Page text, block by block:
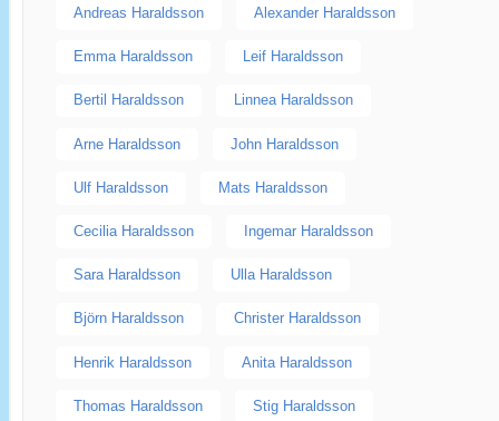
Andreas Haraldsson Alexander Haraldsson
Emma Haraldsson Leif Haraldsson
Bertil Haraldsson Linnea Haraldsson
Arne Haraldsson John Haraldsson
Ulf Haraldsson Mats Haraldsson
Cecilia Haraldsson Ingemar Haraldsson
Sara Haraldsson Ulla Haraldsson
Björn Haraldsson Christer Haraldsson
Henrik Haraldsson Anita Haraldsson
Thomas Haraldsson Stig Haraldsson